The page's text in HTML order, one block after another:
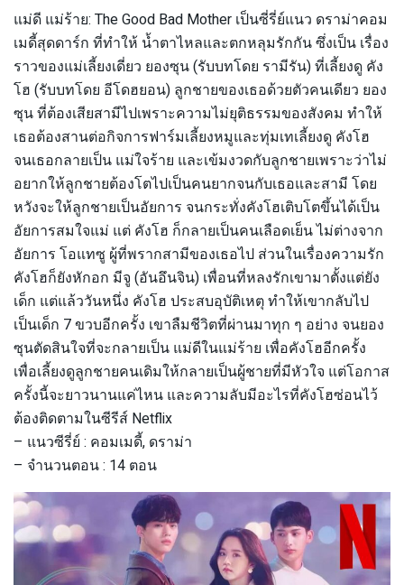
แม่ดี แม่ร้าย: The Good Bad Mother เป็นซี่รี่ย์แนว ดราม่าคอม
เมดี้สุดดาร์ก ที่ทำให้ น้ำตาไหลและตกหลุมรักกัน ซึ่งเป็น เรื่อง
ราวของแม่เลี้ยงเดี่ยว ยองซุน (รับบทโดย รามีรัน) ที่เลี้ยงดู คัง
โฮ (รับบทโดย อีโดฮยอน) ลูกชายของเธอด้วยตัวคนเดียว ยอง
ซุน ที่ต้องเสียสามีไปเพราะความไม่ยุติธรรมของสังคม ทำให้
เธอต้องสานต่อกิจการฟาร์มเลี้ยงหมูและทุ่มเทเลี้ยงดู คังโฮ
จนเธอกลายเป็น แม่ใจร้าย และเข้มงวดกับลูกชายเพราะว่าไม่
อยากให้ลูกชายต้องโตไปเป็นคนยากจนกับเธอและสามี โดย
หวังจะให้ลูกชายเป็นอัยการ จนกระทั่งคังโฮเติบโตขึ้นได้เป็น
อัยการสมใจแม่ แต่ คังโฮ ก็กลายเป็นคนเลือดเย็น ไม่ต่างจาก
อัยการ โอแทซู ผู้ที่พรากสามีของเธอไป ส่วนในเรื่องความรัก
คังโฮก็ยังหักอก มีจู (อันอึนจิน) เพื่อนที่หลงรักเขามาตั้งแต่ยัง
เด็ก แต่แล้ววันหนึ่ง คังโฮ ประสบอุบัติเหตุ ทำให้เขากลับไป
เป็นเด็ก 7 ขวบอีกครั้ง เขาลืมชีวิตที่ผ่านมาทุก ๆ อย่าง จนยอง
ซุนตัดสินใจที่จะกลายเป็น แม่ดีในแม่ร้าย เพื่อคังโฮอีกครั้ง
เพื่อเลี้ยงดูลูกชายคนเดิมให้กลายเป็นผู้ชายที่มีหัวใจ แต่โอกาส
ครั้งนี้จะยาวนานแค่ไหน และความลับมีอะไรที่คังโฮซ่อนไว้
ต้องติดตามในซีรีส์ Netflix
– แนวซีรี่ย์ : คอมเมดี้, ดราม่า
– จำนวนตอน : 14 ตอน